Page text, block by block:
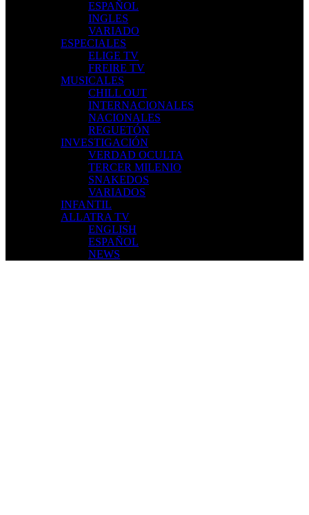
ESPAÑOL
INGLES
VARIADO
ESPECIALES
ELIGE TV
FREIRE TV
MUSICALES
CHILL OUT
INTERNACIONALES
NACIONALES
REGUETÓN
INVESTIGACIÓN
VERDAD OCULTA
TERCER MILENIO
SNAKEDOS
VARIADOS
INFANTIL
ALLATRA TV
ENGLISH
ESPAÑOL
NEWS